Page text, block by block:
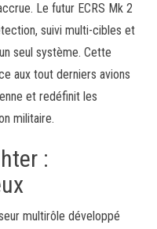
Le futur ECRS Mk 2
suivi multi-cibles et
seul système. Cette
aux tout derniers avions
et redéfinit les
militaire.
:
multirôle développé